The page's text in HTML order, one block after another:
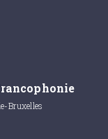
Bruxelles